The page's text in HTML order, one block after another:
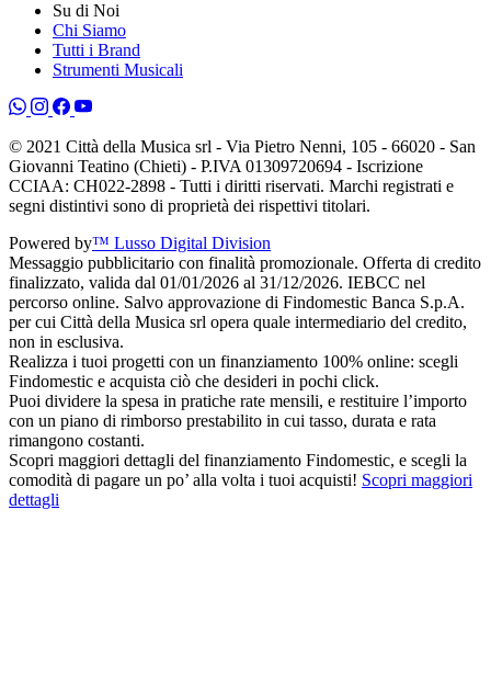
Su di Noi
Chi Siamo
Tutti i Brand
Strumenti Musicali
© 2021 Città della Musica srl - Via Pietro Nenni, 105 - 66020 - San
Giovanni Teatino (Chieti) - P.IVA 01309720694 - Iscrizione
CCIAA: CH022-2898 - Tutti i diritti riservati. Marchi registrati e
segni distintivi sono di proprietà dei rispettivi titolari.
Powered by™ Lusso Digital Division
Messaggio pubblicitario con finalità promozionale. Offerta di credito
finalizzato, valida dal 01/01/2026 al 31/12/2026. IEBCC nel
percorso online. Salvo approvazione di Findomestic Banca S.p.A.
per cui Città della Musica srl opera quale intermediario del credito,
non in esclusiva.
Realizza i tuoi progetti con un finanziamento 100% online: scegli
Findomestic e acquista ciò che desideri in pochi click.
Puoi dividere la spesa in pratiche rate mensili, e restituire l’importo
con un piano di rimborso prestabilito in cui tasso, durata e rata
rimangono costanti.
Scopri maggiori dettagli del finanziamento Findomestic, e scegli la
comodità di pagare un po’ alla volta i tuoi acquisti! Scopri maggiori
dettagli